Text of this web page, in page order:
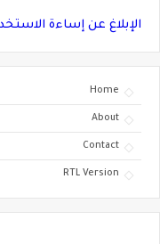
الإبلاغ عن إساءة
Home
About
Contact
RTL Version